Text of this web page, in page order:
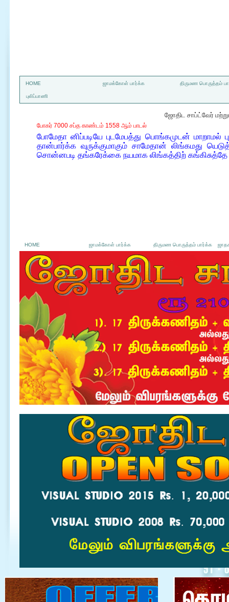
HOME ஜாமக்கோள் பார்க்க திருமண பொருத்தம்
புலிப்பாணி
ஜோதிட சாப்ட்வேர்
போகர் 7000 சப்த காண்டம் 1558 ஆம் பாடல்
போமேதா னிப்படியே புடமேபத்து பொங்கமுடன்
தான்பார்க்க வுருக்குமாகும் சாமேதான் லிங்கமது
சொன்னபடி தங்கரேக்கை நயமாக லிங்கத்திற் கங்கிசுத்தே
HOME ஜாமக்கோள் பார்க்க திருமண பொருத்தம் பார்க்க